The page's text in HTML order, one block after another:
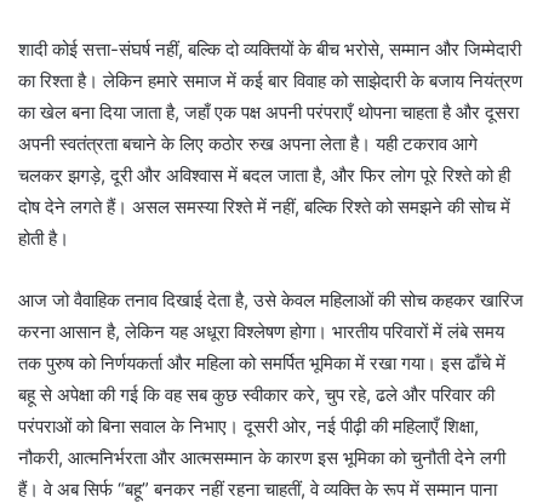
शादी कोई सत्ता-संघर्ष नहीं, बल्कि दो व्यक्तियों के बीच भरोसे, सम्मान और जिम्मेदारी
का रिश्ता है। लेकिन हमारे समाज में कई बार विवाह को साझेदारी के बजाय नियंत्रण
का खेल बना दिया जाता है, जहाँ एक पक्ष अपनी परंपराएँ थोपना चाहता है और दूसरा
अपनी स्वतंत्रता बचाने के लिए कठोर रुख अपना लेता है। यही टकराव आगे
चलकर झगड़े, दूरी और अविश्वास में बदल जाता है, और फिर लोग पूरे रिश्ते को ही
दोष देने लगते हैं। असल समस्या रिश्ते में नहीं, बल्कि रिश्ते को समझने की सोच में
होती है।
आज जो वैवाहिक तनाव दिखाई देता है, उसे केवल महिलाओं की सोच कहकर खारिज
करना आसान है, लेकिन यह अधूरा विश्लेषण होगा। भारतीय परिवारों में लंबे समय
तक पुरुष को निर्णयकर्ता और महिला को समर्पित भूमिका में रखा गया। इस ढाँचे में
बहू से अपेक्षा की गई कि वह सब कुछ स्वीकार करे, चुप रहे, ढले और परिवार की
परंपराओं को बिना सवाल के निभाए। दूसरी ओर, नई पीढ़ी की महिलाएँ शिक्षा,
नौकरी, आत्मनिर्भरता और आत्मसम्मान के कारण इस भूमिका को चुनौती देने लगी
हैं। वे अब सिर्फ “बहू” बनकर नहीं रहना चाहतीं, वे व्यक्ति के रूप में सम्मान पाना